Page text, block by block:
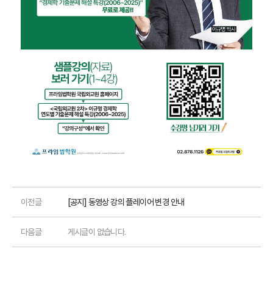
이전글 [공지] 동영상 강의 플레이어 변경 안내
다음글 게시글이 없습니다.